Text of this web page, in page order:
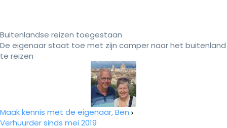
Buitenlandse reizen toegestaan
De eigenaar staat toe met zijn camper naar het buitenland
te reizen
Maak kennis met de eigenaar, Ben
Verhuurder sinds mei 2019